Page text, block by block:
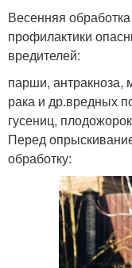
Весенняя
профилактики
вредителей:
парши, антракноза,
рака и др.вредных
гусениц,
Перед
обработку: